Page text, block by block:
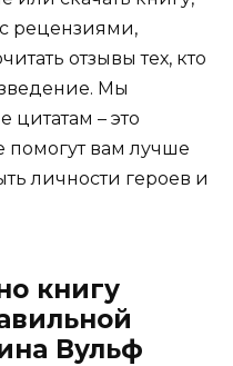
рецензиями,
отзывы тех, кто
Мы
– это
помогут вам лучше
личности героев и
книгу
Вульф